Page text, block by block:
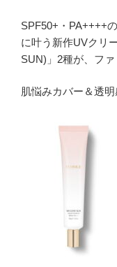
SPF50+・PA++++
に叶う新作UVクリ
SUN)」2種が、ファ
肌悩みカバー＆透